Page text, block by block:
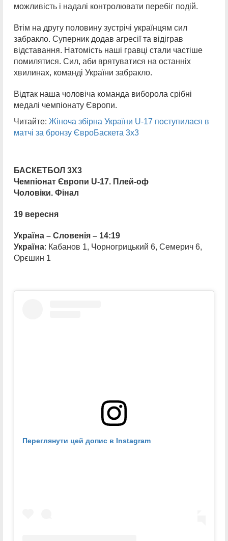
можливість і надалі контролювати перебіг подій.
Втім на другу половину зустрічі українцям сил
забракло. Суперник додав агресії та відіграв
відставання. Натомість наші гравці стали частіше
помилятися. Сил, аби врятуватися на останніх
хвилинах, команді України забракло.
Відтак наша чоловіча команда виборола срібні
медалі чемпіонату Європи.
Читайте: Жіноча збірна України U-17 поступилася в
матчі за бронзу ЄвроБаскета 3х3
БАСКЕТБОЛ 3Х3
Чемпіонат Європи U-17. Плей-оф
Чоловіки. Фінал
19 вересня
Україна – Словенія – 14:19
Україна: Кабанов 1, Чорногрицький 6, Семерич 6,
Орєшин 1
Переглянути цей допис в Instagram